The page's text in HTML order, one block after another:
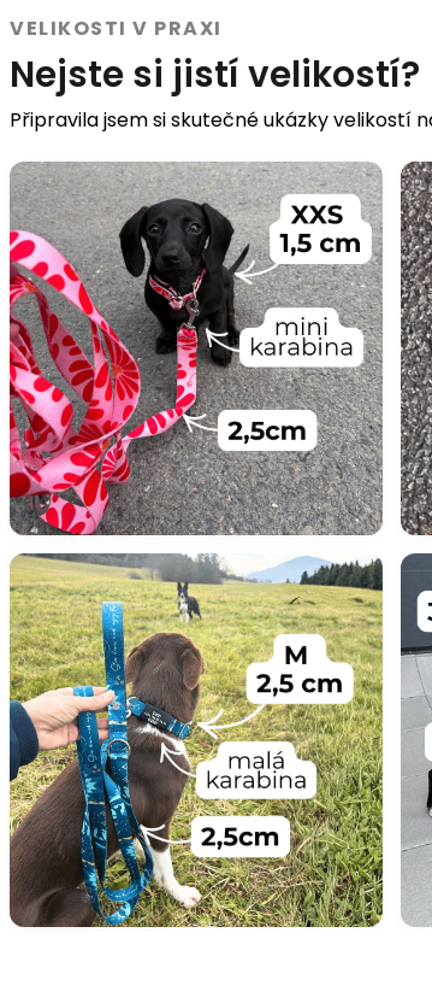
VELIKOSTI V PRAXI
Nejste si jistí velikostí?
Připravila jsem si skutečné ukázky velikostí